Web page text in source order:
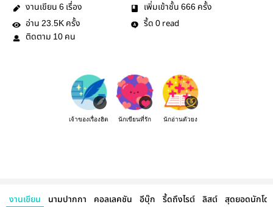
งานเขียน 6 เรื่อง เพิ่มเข้าชั้น 666 ครั้ง
อ่าน 23.5K ครั้ง รี้ด 0 read
ติดตาม 10 คน
เจ้าของเรื่องฮิต นักเขียนที่รัก นักอ่านตัวยง
งานเขียน นามปากกา คอลเลคชัน อีบุ๊ก รี้ดถึงไรต์ ลิสต์ สุดยอดนักโด